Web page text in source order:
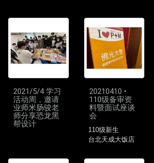
2021/5/4 学习
活动周，邀请
业师米肠骏老
师分享恐龙黑
帮设计
20210410 •
110级备审资
料暨面试座谈
会
110级新生
台北天成大饭店